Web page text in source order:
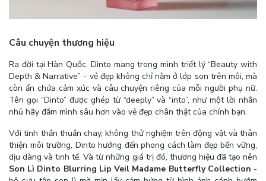
Câu chuyện thương hiệu
Ra đời tại Hàn Quốc, Dinto mang trong mình triết lý “Beauty with
Depth & Narrative” - vẻ đẹp không chỉ nằm ở lớp son trên môi, mà
còn ẩn chứa cảm xúc và câu chuyện riêng của mỗi người phụ nữ.
Tên gọi “Dinto” được ghép từ “deeply” và “into”, như một lời nhắn
nhủ hãy đắm mình sâu hơn vào vẻ đẹp chân thật của chính bạn.
Với tinh thần thuần chay, không thử nghiệm trên động vật và thân
thiện môi trường, Dinto hướng đến phong cách làm đẹp bền vững,
dịu dàng và tinh tế. Và từ những giá trị đó, thương hiệu đã tạo nên
Son Lì Dinto Blurring Lip Veil Madame Butterfly Collection -